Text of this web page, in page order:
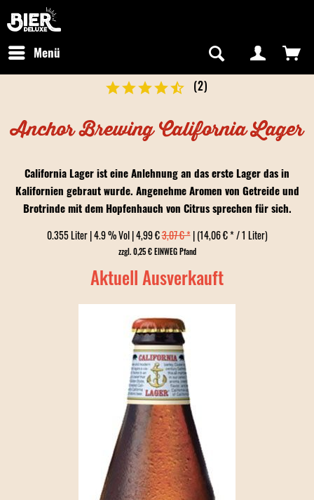
Kostenfreier Versand in Deutschland
Menü
(2)
Anchor Brewing California Lager
California Lager ist eine Anlehnung an das erste Lager das in
Kalifornien gebraut wurde. Angenehme Aromen von Getreide und
Brotrinde mit dem Hopfenhauch von Citrus sprechen für sich.
0.355 Liter | 4.9 % Vol | 4,99 €3,07 € *| (14,06 € * / 1 Liter)
zzgl. 0,25 € EINWEG Pfand
Aktuell Ausverkauft